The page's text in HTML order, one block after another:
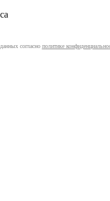
согласно политике